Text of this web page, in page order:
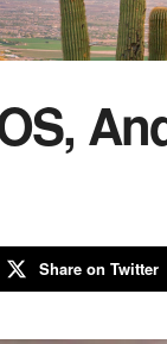
Share on Twitter